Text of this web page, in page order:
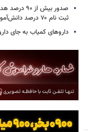
صدور بیش
ثبت نام ۷۰ درصد دانش‌آموزان متوسطه اول
داروهای کمیاب به جای